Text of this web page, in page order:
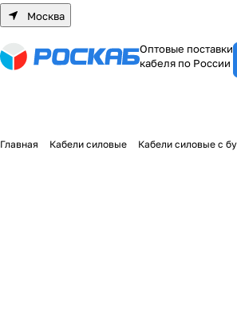
Москва
Оптовые поставки
кабеля по России
Главная Кабели силовые Кабели силовые с